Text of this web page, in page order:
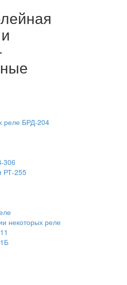
реле БРД-204
306
РТ-255
некоторых реле